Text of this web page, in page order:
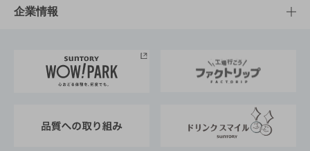
栄養成分一覧
工場見学
地域情報
サントリーホール
サントリーサンバーズ大阪
サステナビリティTOP
サントリーが考えるサステナビリティ経営
企業情報
企業概要